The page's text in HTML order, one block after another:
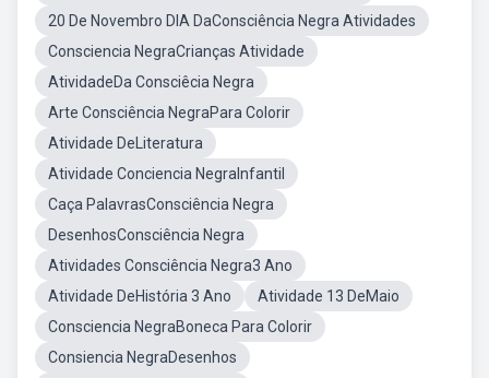
20 De Novembro DIA DaConsciência Negra Atividades
Consciencia NegraCrianças Atividade
AtividadeDa Consciêcia Negra
Arte Consciência NegraPara Colorir
Atividade DeLiteratura
Atividade Conciencia NegraInfantil
Caça PalavrasConsciência Negra
DesenhosConsciência Negra
Atividades Consciência Negra3 Ano
Atividade DeHistória 3 Ano
Atividade 13 DeMaio
Consciencia NegraBoneca Para Colorir
Consiencia NegraDesenhos